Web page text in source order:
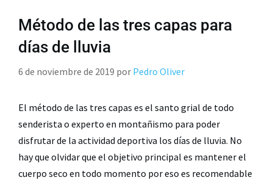
Método de las tres capas para
días de lluvia
6 de noviembre de 2019 por Pedro Oliver
El método de las tres capas es el santo grial de todo
senderista o experto en montañismo para poder
disfrutar de la actividad deportiva los días de lluvia. No
hay que olvidar que el objetivo principal es mantener el
cuerpo seco en todo momento por eso es recomendable